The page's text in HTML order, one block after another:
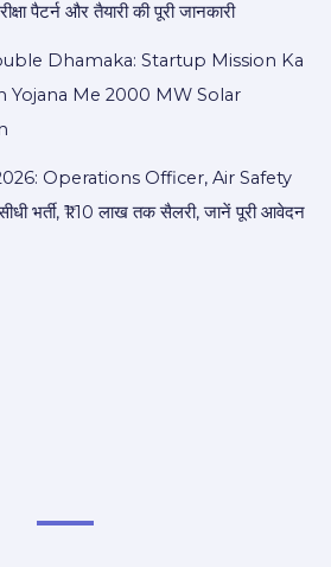
पैटर्न और तैयारी की पूरी जानकारी
Dhamaka: Startup Mission Ka
Yojana Me 2000 MW Solar
Operations Officer, Air Safety
भर्ती, ₹1.10 लाख तक सैलरी, जानें पूरी आवेदन